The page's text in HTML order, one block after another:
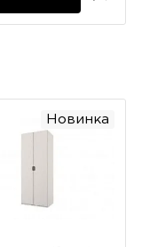
Новинка